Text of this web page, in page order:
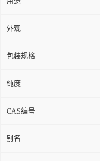
外观
包装规格
纯度
CAS编号
别名